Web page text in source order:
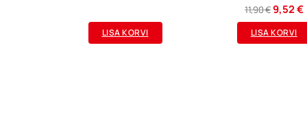
LISA KORVI
11,90€Algne
hind
oli:
9,52€
LISA KORVI